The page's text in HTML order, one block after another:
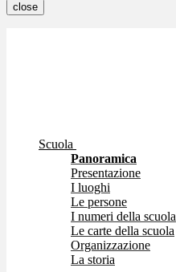
close
Scuola
Panoramica
Presentazione
I luoghi
Le persone
I numeri della scuola
Le carte della scuola
Organizzazione
La storia